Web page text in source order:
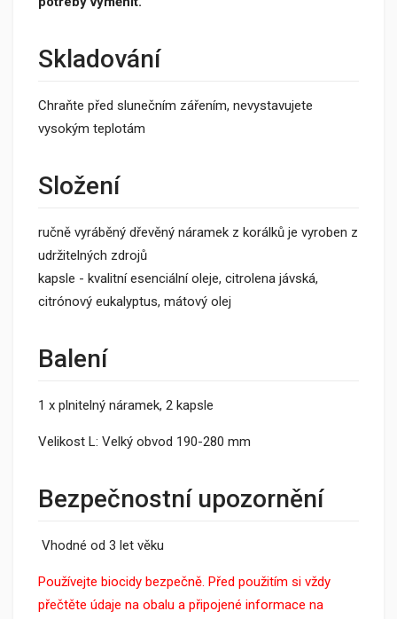
Skladování
Chraňte před slunečním zářením, nevystavujete
vysokým teplotám
Složení
ručně vyráběný dřevěný náramek z korálků je vyroben z
udržitelných zdrojů
kapsle - kvalitní esenciální oleje, citrolena jávská,
citrónový eukalyptus, mátový olej
Balení
1 x plnitelný náramek, 2 kapsle
Velikost L: Velký obvod 190-280 mm
Bezpečnostní upozornění
Vhodné od 3 let věku
Používejte biocidy bezpečně. Před použitím si vždy
přečtěte údaje na obalu a připojené informace na